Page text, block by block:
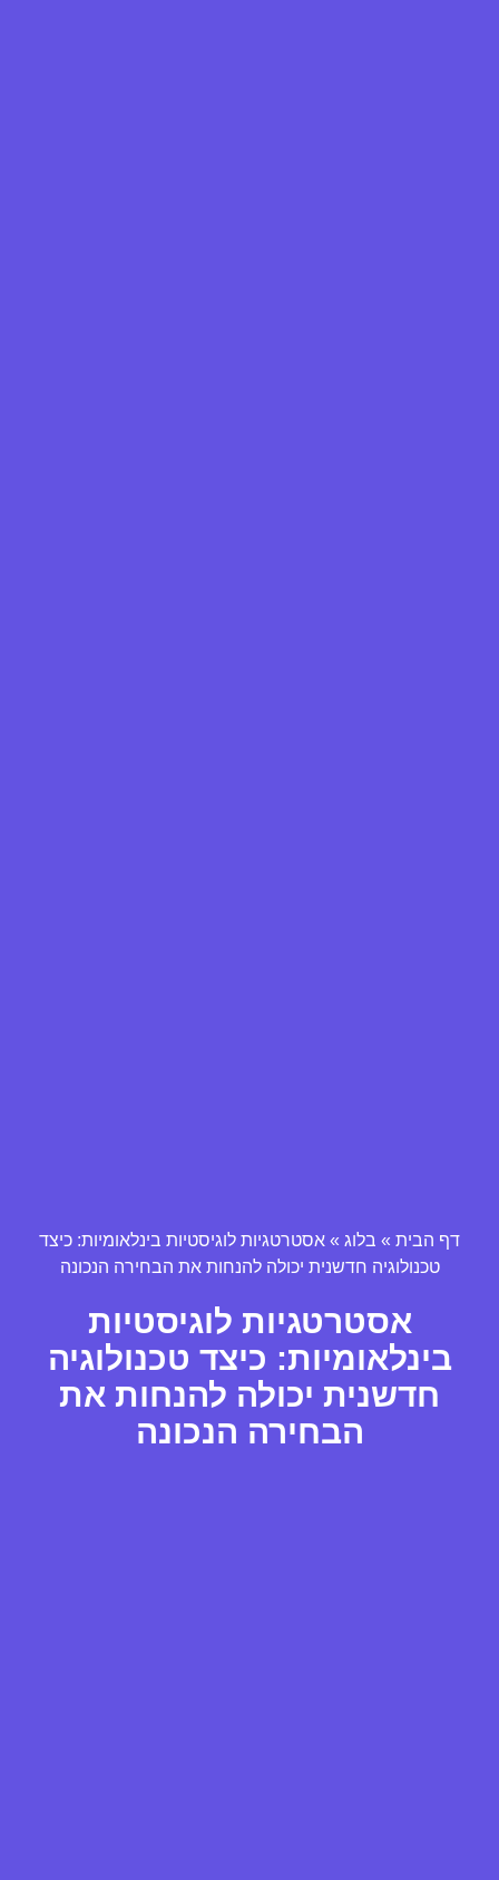
דף הבית » בלוג » אסטרטגיות לוגיסטיות בינלאומיות: כיצד
טכנולוגיה חדשנית יכולה להנחות את הבחירה הנכונה
אסטרטגיות לוגיסטיות
בינלאומיות: כיצד טכנולוגיה
חדשנית יכולה להנחות את
הבחירה הנכונה